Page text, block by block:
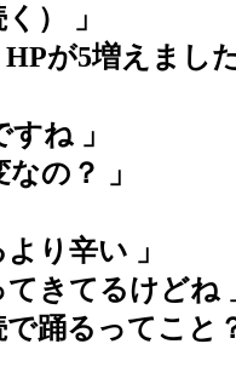
） 」
が5増えまし
ね 」
の？ 」
り辛い 」
てきてるけどね
で踊るってこと